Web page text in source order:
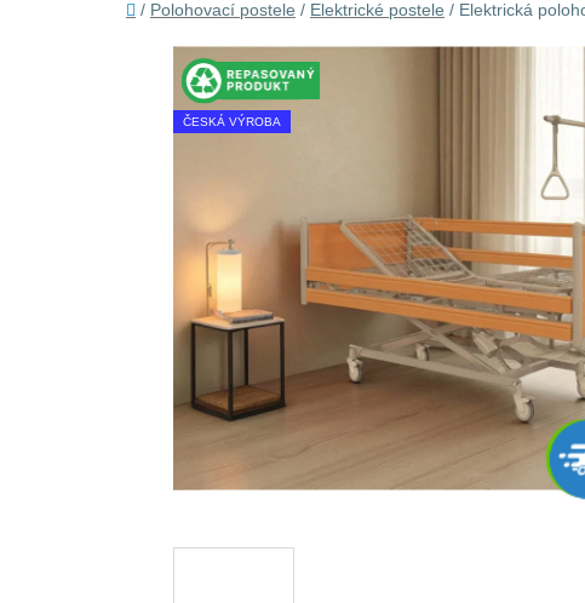
Domů
/ Polohovací postele / Elektrické postele / Elektrická
ČESKÁ VÝROBA